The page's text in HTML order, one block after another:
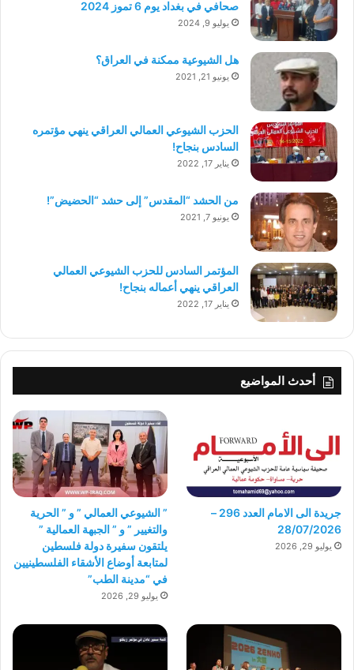
صحافي في بغداد يوم 6 تموز 2024
يوليو 9, 2024
هل الشيوعية ممكنة في العراق؟
يونيو 21, 2021
الحزب الشيوعي العمالي العراقي ينهي مؤتمره
السادس بنجاح!
يناير 17, 2022
من الحشد “المقدس” إلى حشد “الحضيض”!
يونيو 7, 2021
المؤتمر السادس للحزب الشيوعي العمالي
العراقي ينهي أعماله بنجاح!
يناير 17, 2022
أحدث المواضيع
جريدة الى الامام العدد 296 –
28/07/2026
يوليو 29, 2026
” الشيوعي العمالي ” و ” الحرية
والتغيير ” و ” الجبهة العمالية ”
يلتقون سفيرة دولة فلسطين
لمتابعة أوضاع الأشقاء الفلسطينيين
في “مدينة الطب”
يوليو 29, 2026